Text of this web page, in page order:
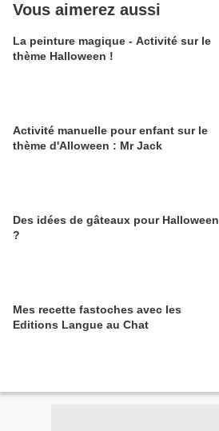
Vous aimerez aussi
La peinture magique - Activité sur le
thème Halloween !
Activité manuelle pour enfant sur le
thème d'Alloween : Mr Jack
Des idées de gâteaux pour Halloween
?
Mes recette fastoches avec les
Editions Langue au Chat